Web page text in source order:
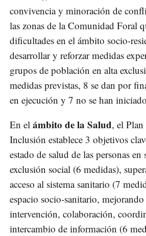
convivencia y minoración de
las zonas de la Comunidad Foral
dificultades en el ámbito socio-
desarrollar y reforzar medidas
grupos de población en alta
medidas previstas, 8 se dan por
en ejecución y 7 no se han
En el ámbito de la Salud, el
Inclusión establece 3 objetivos
estado de salud de las personas
exclusión social (6 medidas),
acceso al sistema sanitario (7
espacio socio-sanitario,
intervención, colaboración,
intercambio de información (6